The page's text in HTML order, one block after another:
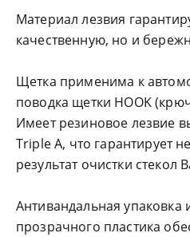
Материал лезвия
качественную, но и
Щетка применима к
поводка щетки HOOK
Имеет резиновое лезвие
Triple A, что гарантирует
результат очистки стекол
Антивандальная упаковка
прозрачного пластика